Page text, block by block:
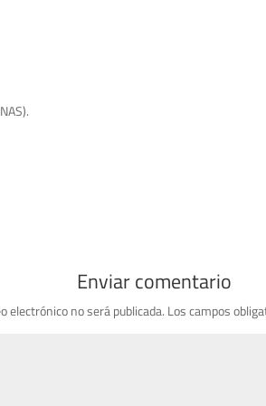
Enviar comentario
electrónico no será publicada. Los campos